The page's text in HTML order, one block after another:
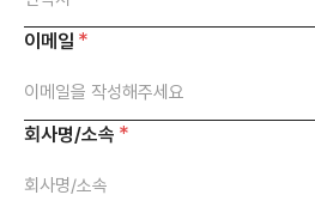
이메일
회사명/소속